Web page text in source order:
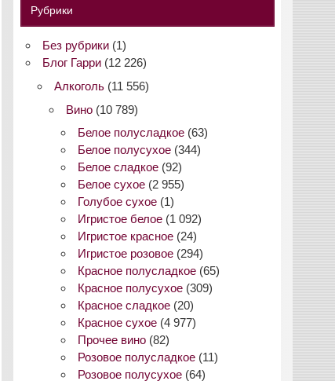
Рубрики
Без рубрики(1)
Блог Гарри(12 226)
Алкоголь (11 556)
Вино (10 789)
Белое полусладкое (63)
Белое полусухое (344)
Белое сладкое (92)
Белое сухое (2 955)
Голубое сухое (1)
Игристое белое (1 092)
Игристое красное (24)
Игристое розовое (294)
Красное полусладкое (65)
Красное полусухое (309)
Красное сладкое (20)
Красное сухое (4 977)
Прочее вино (82)
Розовое полусладкое (11)
Розовое полусухое (64)